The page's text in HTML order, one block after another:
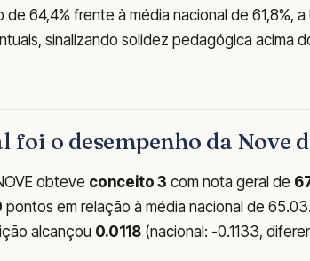
de 64,4% frente à média nacional de 61,8%,
sinalizando solidez pedagógica acima
foi o desempenho da Nove
obteve conceito 3 com nota geral de
pontos em relação à média nacional de
alcançou 0.0118 (nacional: -0.1133,